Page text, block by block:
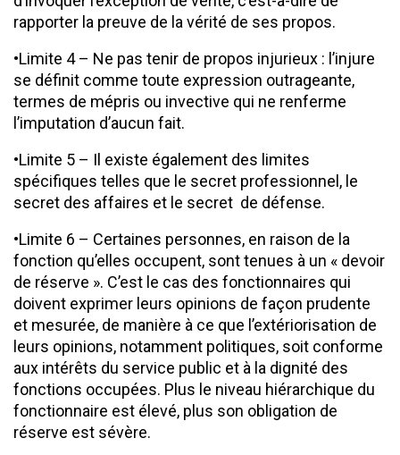
rapporter la preuve de la vérité de ses propos.
•Limite 4 – Ne pas tenir de propos injurieux : l’injure
se définit comme toute expression outrageante,
termes de mépris ou invective qui ne renferme
l’imputation d’aucun fait.
•Limite 5 – Il existe également des limites
spécifiques telles que le secret professionnel, le
secret des affaires et le secret de défense.
•Limite 6 – Certaines personnes, en raison de la
fonction qu’elles occupent, sont tenues à un « devoir
de réserve ». C’est le cas des fonctionnaires qui
doivent exprimer leurs opinions de façon prudente
et mesurée, de manière à ce que l’extériorisation de
leurs opinions, notamment politiques, soit conforme
aux intérêts du service public et à la dignité des
fonctions occupées. Plus le niveau hiérarchique du
fonctionnaire est élevé, plus son obligation de
réserve est sévère.